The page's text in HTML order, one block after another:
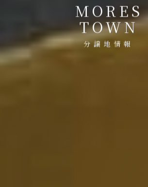
MORES
TOWN
分譲地情報